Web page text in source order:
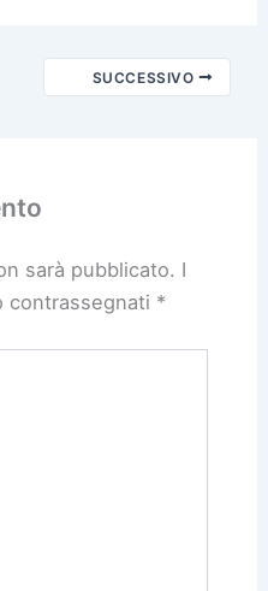
SUCCESSIVO
sarà pubblicato. I
contrassegnati *